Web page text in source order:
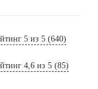
5 из 5 (640)
4,6 из 5 (85)